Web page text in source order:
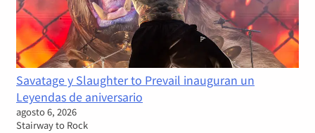
Savatage y Slaughter to Prevail inauguran un
Leyendas de aniversario
agosto 6, 2026
Stairway to Rock